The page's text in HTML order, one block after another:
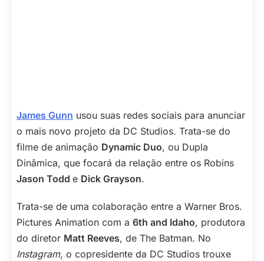
James Gunn usou suas redes sociais para anunciar
o mais novo projeto da DC Studios. Trata-se do
filme de animação Dynamic Duo, ou Dupla
Dinâmica, que focará da relação entre os Robins
Jason Todd e Dick Grayson.
Trata-se de uma colaboração entre a Warner Bros.
Pictures Animation com a 6th and Idaho, produtora
do diretor Matt Reeves, de The Batman. No
Instagram, o copresidente da DC Studios trouxe